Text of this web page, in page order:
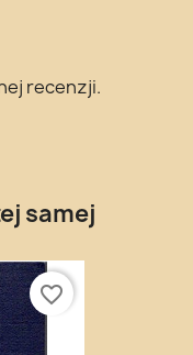
recenzji.
samej
favorite_border